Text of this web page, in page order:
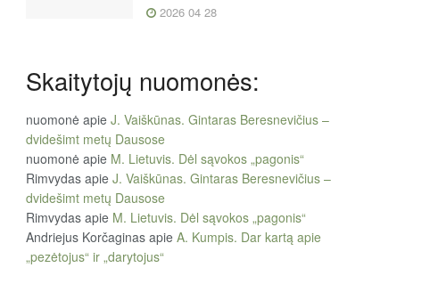
2026 04 28
Skaitytojų nuomonės:
nuomonė apie J. Vaiškūnas. Gintaras Beresnevičius –
dvidešimt metų Dausose
nuomonė apie M. Lietuvis. Dėl sąvokos „pagonis“
Rimvydas apie J. Vaiškūnas. Gintaras Beresnevičius –
dvidešimt metų Dausose
Rimvydas apie M. Lietuvis. Dėl sąvokos „pagonis“
Andriejus Korčaginas apie A. Kumpis. Dar kartą apie
„pezėtojus“ ir „darytojus“